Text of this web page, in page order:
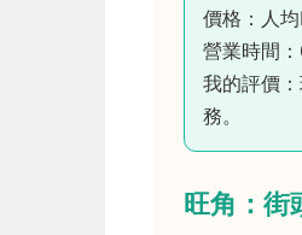
價格：人
營業時間
我的評價
務。
旺角：街